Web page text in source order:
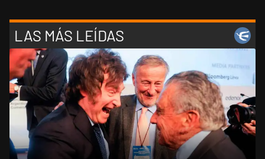
LAS MÁS LEÍDAS